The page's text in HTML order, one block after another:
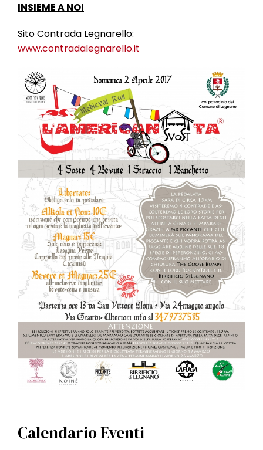
INSIEME A NOI
Sito Contrada Legnarello:
www.contradalegnarello.it
Calendario Eventi